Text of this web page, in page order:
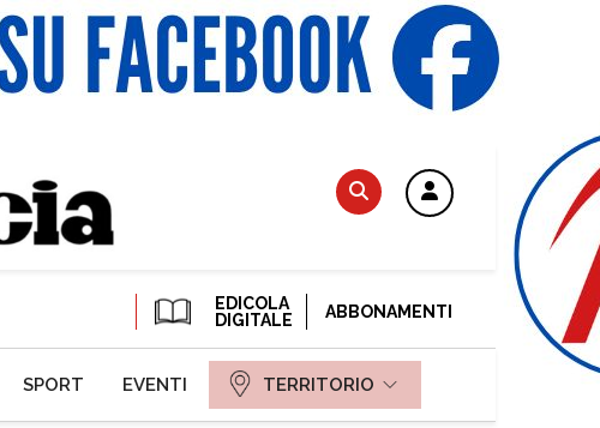
EDICOLA
DIGITALE
ABBONAMENTI
SPORT EVENTI TERRITORIO